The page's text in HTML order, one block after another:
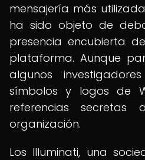
mensajería más
ha sido objeto de
presencia encubierta
plataforma. Aunque
algunos
símbolos y logos de
referencias secretas
organización.
Los Illuminati, una